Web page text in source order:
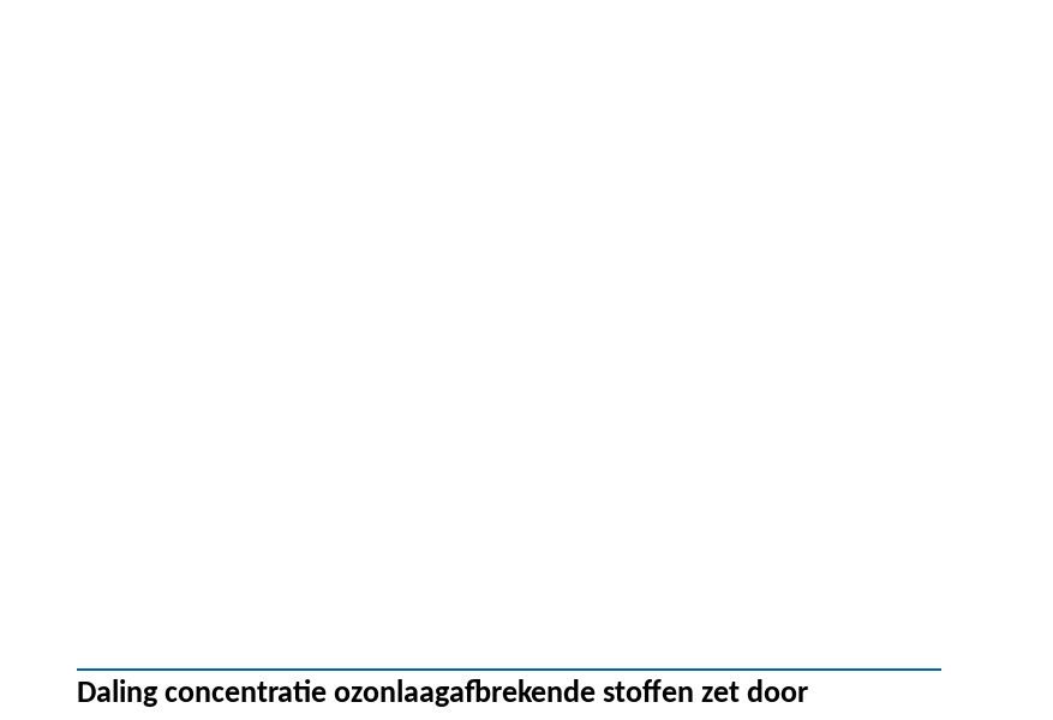
Daling concentratie ozonlaagafbrekende stoffen zet door